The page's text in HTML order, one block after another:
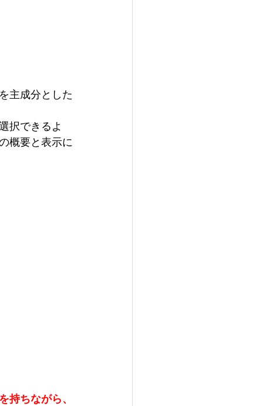
主成分とした
択できるよ
概要と表示に
持ちながら、